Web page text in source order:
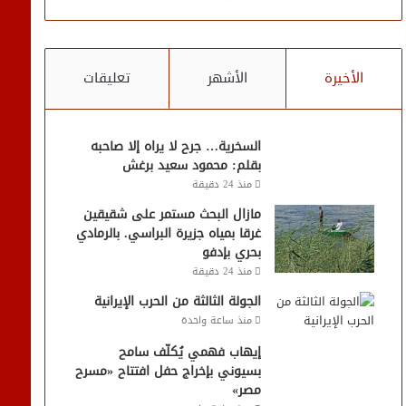
الأخيرة الأشهر تعليقات
السخرية… جرح لا يراه إلا صاحبه
بقلم: محمود سعيد برغش
منذ 24 دقيقة
مازال البحث مستمر على شقيقين
غرقا بمياه جزيرة البراسي. بالرمادي
بحري بإدفو
منذ 24 دقيقة
الجولة الثالثة من الحرب الإيرانية
منذ ساعة واحدة
إيهاب فهمي يُكلّف سامح
بسيوني بإخراج حفل افتتاح «مسرح
مصر»